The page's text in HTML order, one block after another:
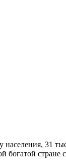
31
стране